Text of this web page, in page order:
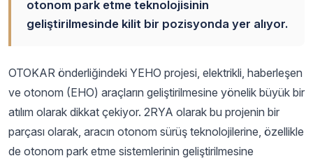
otonom park etme teknolojisinin
geliştirilmesinde kilit bir pozisyonda yer alıyor.
OTOKAR önderliğindeki YEHO projesi, elektrikli, haberleşen
ve otonom (EHO) araçların geliştirilmesine yönelik büyük bir
atılım olarak dikkat çekiyor. 2RYA olarak bu projenin bir
parçası olarak, aracın otonom sürüş teknolojilerine, özellikle
de otonom park etme sistemlerinin geliştirilmesine